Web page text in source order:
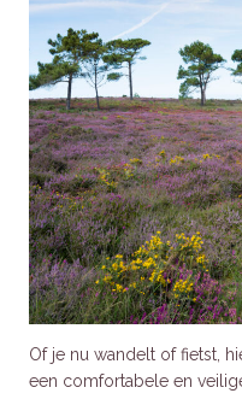
Of je nu wandelt of fietst,
een comfortabele en